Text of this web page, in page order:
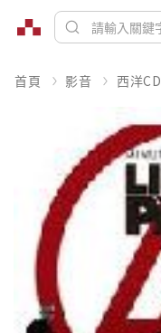
首頁 影音 西洋CD